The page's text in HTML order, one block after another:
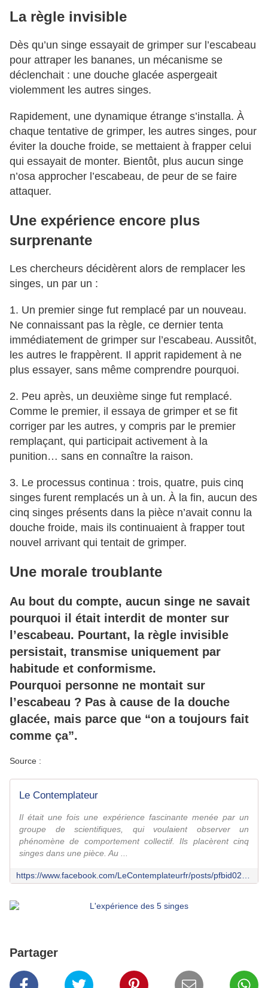
La règle invisible
Dès qu’un singe essayait de grimper sur l’escabeau
pour attraper les bananes, un mécanisme se
déclenchait : une douche glacée aspergeait
violemment les autres singes.
Rapidement, une dynamique étrange s’installa. À
chaque tentative de grimper, les autres singes, pour
éviter la douche froide, se mettaient à frapper celui
qui essayait de monter. Bientôt, plus aucun singe
n’osa approcher l’escabeau, de peur de se faire
attaquer.
Une expérience encore plus
surprenante
Les chercheurs décidèrent alors de remplacer les
singes, un par un :
1. Un premier singe fut remplacé par un nouveau.
Ne connaissant pas la règle, ce dernier tenta
immédiatement de grimper sur l’escabeau. Aussitôt,
les autres le frappèrent. Il apprit rapidement à ne
plus essayer, sans même comprendre pourquoi.
2. Peu après, un deuxième singe fut remplacé.
Comme le premier, il essaya de grimper et se fit
corriger par les autres, y compris par le premier
remplaçant, qui participait activement à la
punition… sans en connaître la raison.
3. Le processus continua : trois, quatre, puis cinq
singes furent remplacés un à un. À la fin, aucun des
cinq singes présents dans la pièce n’avait connu la
douche froide, mais ils continuaient à frapper tout
nouvel arrivant qui tentait de grimper.
Une morale troublante
Au bout du compte, aucun singe ne savait
pourquoi il était interdit de monter sur
l’escabeau. Pourtant, la règle invisible
persistait, transmise uniquement par
habitude et conformisme.
Pourquoi personne ne montait sur
l’escabeau ? Pas à cause de la douche
glacée, mais parce que “on a toujours fait
comme ça”.
Source :
Le Contemplateur
Il était une fois une expérience fascinante menée par un
groupe de scientifiques, qui voulaient observer un
phénomène de comportement collectif. Ils placèrent cinq
singes dans une pièce. Au ...
Partager